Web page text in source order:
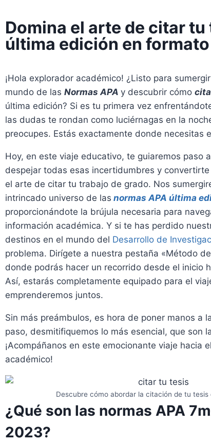
Domina el arte de citar tu
última edición en formato
¡Hola explorador académico! ¿Listo para
mundo de las Normas APA y descubrir cómo
última edición? Si es tu primera vez
las dudas te rondan como luciérnagas en la
preocupes. Estás exactamente donde necesitas
Hoy, en este viaje educativo, te guiaremos paso
despejar todas esas incertidumbres y
el arte de citar tu trabajo de grado. Nos
intrincado universo de las normas APA última
proporcionándote la brújula necesaria para
información académica. Y si te has perdido
destinos en el mundo del Desarrollo de
problema. Dirígete a nuestra pestaña «Método
donde podrás hacer un recorrido desde el inicio
Así, estarás completamente equipado para el
emprenderemos juntos.
Sin más preámbulos, es hora de poner manos a
paso, desmitifiquemos lo más esencial, que son
¡Acompáñanos en este emocionante viaje hacia
académico!
Descubre cómo abordar la citación de tu tesis
¿Qué son las normas APA
2023?